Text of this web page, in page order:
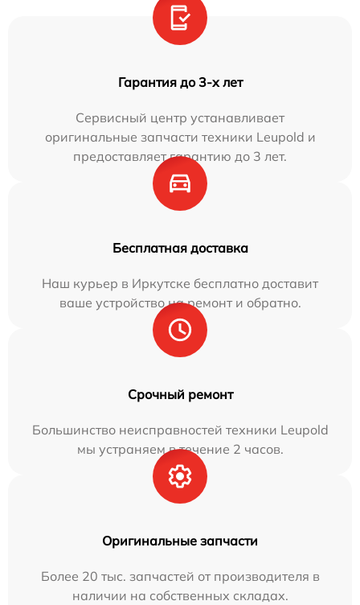
Гарантия до 3-х лет
Сервисный центр устанавливает
оригинальные запчасти техники Leupold и
предоставляет гарантию до 3 лет.
Бесплатная доставка
Наш курьер в Иркутске бесплатно доставит
ваше устройство на ремонт и обратно.
Срочный ремонт
Большинство неисправностей техники Leupold
мы устраняем в течение 2 часов.
Оригинальные запчасти
Более 20 тыс. запчастей от производителя в
наличии на собственных складах.